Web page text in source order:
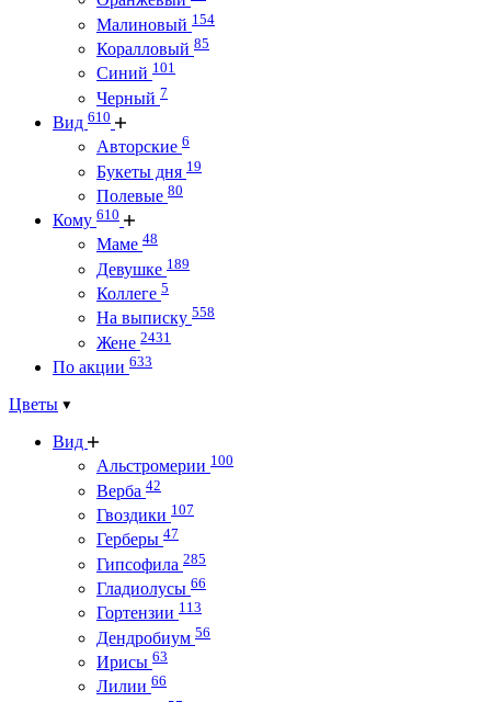
Малиновый 154
Коралловый 85
Синий 101
Черный 7
Вид 610
Авторские 6
Букеты дня 19
Полевые 80
Кому 610
Маме 48
Девушке 189
Коллеге 5
На выписку 558
Жене 2431
По акции 633
Цветы
Вид
Альстромерии 100
Верба 42
Гвоздики 107
Герберы 47
Гипсофила 285
Гладиолусы 66
Гортензии 113
Дендробиум 56
Ирисы 63
Лилии 66